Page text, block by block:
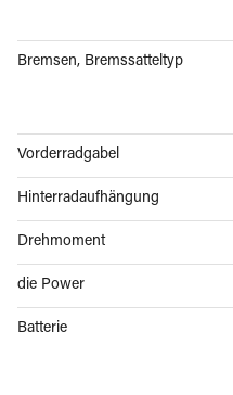
Bremsen, Bremssatteltyp
Vorderradgabel
Hinterradaufhängung
Drehmoment
die Power
Batterie